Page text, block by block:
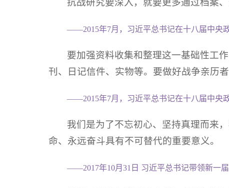
抗战研究要深入，就要更多通过档案
——2015年7月，习近平总书记在十八届中央
要加强资料收集和整理这一基础性工
刊、日记信件、实物等。要做好战争亲历
——2015年7月，习近平总书记在十八届中央
我们是为了不忘初心、坚持真理而来
命、永远奋斗具有不可替代的重要意义。
——2017年10月31日 习近平总书记带领新一